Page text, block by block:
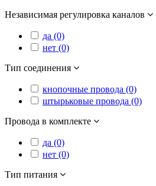
Независимая регулировка каналов
да (0)
нет (0)
Тип соединения
кнопочные провода (0)
штырьковые провода (0)
Провода в комплекте
да (0)
нет (0)
Тип питания